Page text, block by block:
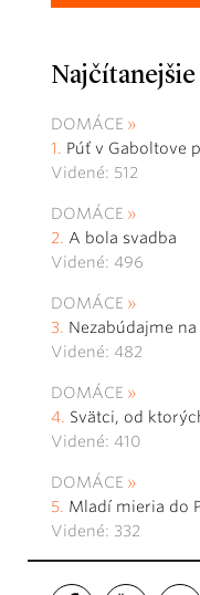
Najčítanejšie
DOMÁCE
Púť v Gaboltove
Videné: 512
DOMÁCE
A bola svadba
Videné: 496
DOMÁCE
Nezabúdajme
Videné: 482
DOMÁCE
Svätci, od
Videné: 410
DOMÁCE
Mladí mieria do
Videné: 332